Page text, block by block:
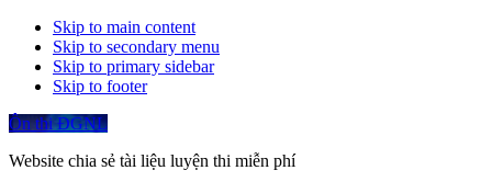
Skip to main content
Skip to secondary menu
Skip to primary sidebar
Skip to footer
Ôn thi ĐGNL
Website chia sẻ tài liệu luyện thi miễn phí